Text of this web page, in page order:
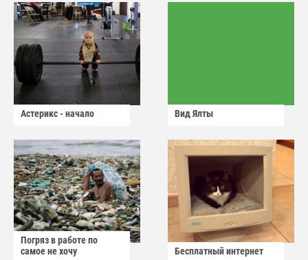
Астерикс - начало Вид Ялты
Погряз в работе по
самое не хочу
Бесплатный интернет